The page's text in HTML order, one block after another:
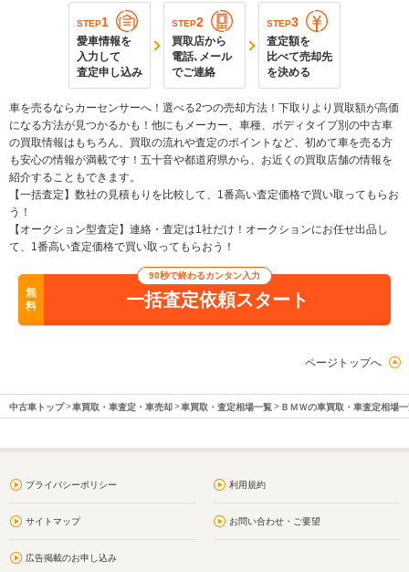
STEP1
愛車情報を
入力して
査定申し込み
STEP2
買取店から
電話､メール
でご連絡
STEP3
査定額を
比べて売却先
を決める
車を売るならカーセンサーへ！選べる2つの売却方法！下取りより買取額が高価
になる方法が見つかるかも！他にもメーカー、車種、ボディタイプ別の中古車
の買取情報はもちろん、買取の流れや査定のポイントなど、初めて車を売る方
も安心の情報が満載です！五十音や都道府県から、お近くの買取店舗の情報を
紹介することもできます。
【一括査定】数社の見積もりを比較して、1番高い査定価格で買い取ってもらお
う！
【オークション型査定】連絡・査定は1社だけ！オークションにお任せ出品し
て、1番高い査定価格で買い取ってもらおう！
無
料
90秒で終わるカンタン入力
一括査定依頼スタート
ページトップへ
中古車トップ 車買取・車査定・車売却 車買取・査定相場一覧 ＢＭＷの車買取・車査定相場
プライバシーポリシー 利用規約
サイトマップ お問い合わせ・ご要望
広告掲載のお申し込み